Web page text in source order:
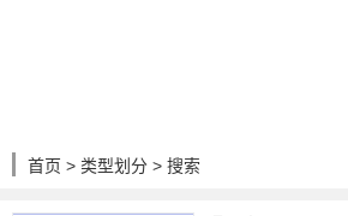
首页 > 类型划分 > 搜索